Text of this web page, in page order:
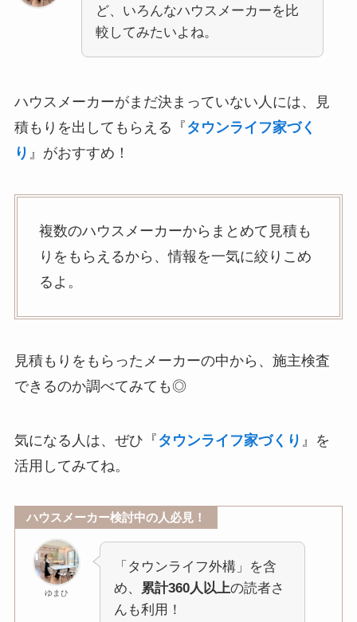
ど、いろんなハウスメーカーを比
較してみたいよね。
ハウスメーカーがまだ決まっていない人には、見
積もりを出してもらえる『 タウンライフ家づく
り 』がおすすめ！
複数のハウスメーカーからまとめて見積も
りをもらえるから、情報を一気に絞りこめ
るよ。
見積もりをもらったメーカーの中から、施主検査
できるのか調べてみても◎
気になる人は、ぜひ『 タウンライフ家づくり 』を
活用してみてね。
ハウスメーカー検討中の人必見！
ゆまひ
「タウンライフ外構」を含
め、 累計360人以上の読者さ
んも利用！